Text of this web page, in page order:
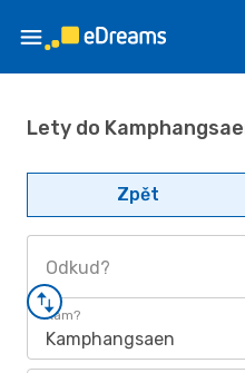
Lety do
Zpět
Odkud?
Kam?
Kamphangsaen